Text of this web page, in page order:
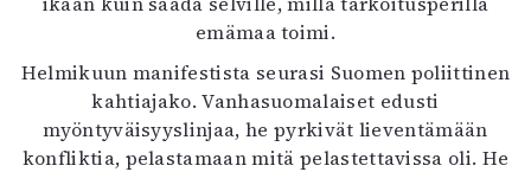
emämaa toimi.
Helmikuun manifestista seurasi Suomen poliittinen
kahtiajako. Vanhasuomalaiset edusti
myöntyväisyyslinjaa, he pyrkivät lieventämään
konfliktia, pelastamaan mitä pelastettavissa oli. He